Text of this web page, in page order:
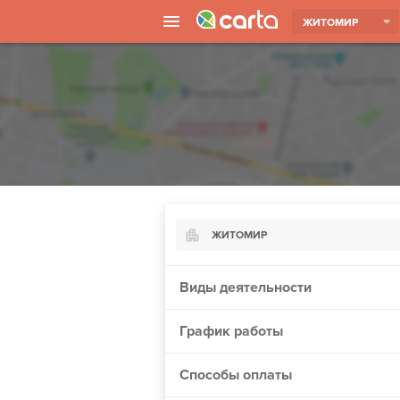
ЖИТОМИР
ЖИТОМИР
Борисполь
Виды деятельности
График работы
Способы оплаты